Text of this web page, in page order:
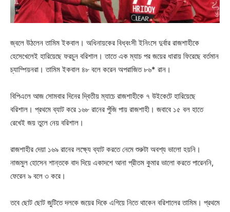
জ্বলে উঠলেন তামিম ইকবাল। অধিনায়কের বিধ্বংসী ইনিংসে দুর্বার রাজশাহীকে
হেসেখেলেই হারিয়েছে ফরচুন বরিশাল। তাতে এক ম্যাচ পর জয়ের ধারায় ফিরেছে বর্তমান
চ্যাম্পিয়নরা। তামিম ইকবাল ৪৮ বলে করেন অপরাজিত ৮৬* রান।
বিপিএলে আজ সোমবার দিনের দ্বিতীয় ম্যাচে রাজশাহীকে ৭ উইকেটে হারিয়েছে
বরিশাল। প্রথমে ব্যাট করে ১৬৮ রানের পুঁজি পায় রাজশাহী। জবাবে ১৫ বল হাতে
রেখেই জয় তুলে নেয় বরিশাল।
রাজশাহীর দেয়া ১৬৯ রানের লক্ষ্যে ব্যাট করতে নেমে শুরুটা অবশ্য ভালো হয়নি।
নাজমুল হোসেন শান্তকে বাদ দিয়ে একাদশে আনা প্রীতম কুমার ভালো করতে পারেননি,
ফেরেন ৯ বলে ৩ করে।
তবে ছোট ছোট জুটিতে দলকে জয়ের দিকে এগিয়ে নিতে থাকেন বরিশালের তামিম। প্রথমে